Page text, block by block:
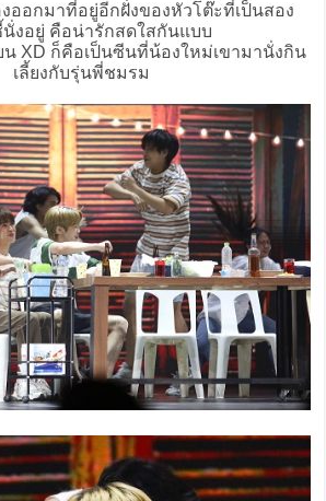
ออกมาที่อยู่อีกฝั่งของหัวโต๊ะที่เป็นสอง
นั่งอยู่ คือน่ารักสดใสกันแบบ
น XD ก็คือเป็นซีนที่น้องใหม่เขามานั่งกิน
เลี้ยงกับรุ่นพี่ชมรม